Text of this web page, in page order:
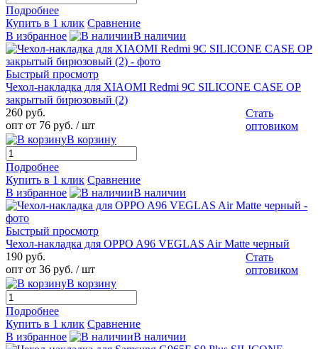
Подробнее
Купить в 1 клик Сравнение
В избранное
В наличии
Быстрый просмотр
Чехол-накладка для XIAOMI Redmi 9C SILICONE CASE OP
закрытый бирюзовый (2)
260 руб.
опт от 76 руб. / шт
Стать
оптовиком
В корзину
Подробнее
Купить в 1 клик Сравнение
В избранное
В наличии
Быстрый просмотр
Чехол-накладка для OPPO A96 VEGLAS Air Matte черный
190 руб.
опт от 36 руб. / шт
Стать
оптовиком
В корзину
Подробнее
Купить в 1 клик Сравнение
В избранное
В наличии